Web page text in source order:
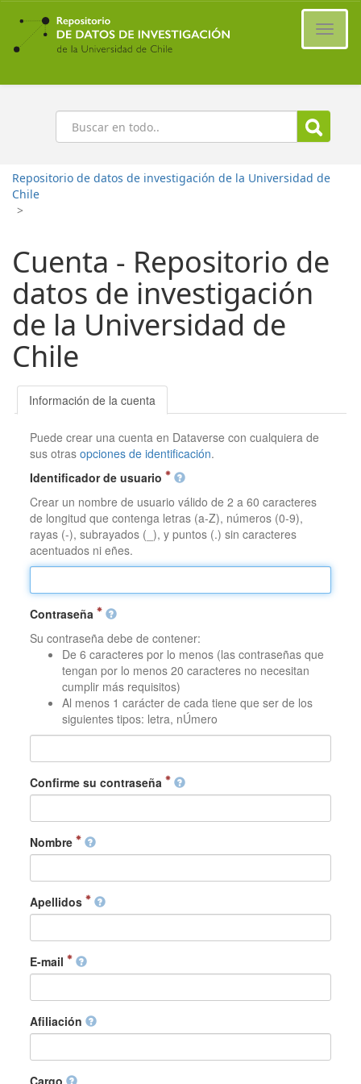
Ir
contenido
principal
Buscar
Repositorio de datos de investigación de la Universidad de
Chile
>
Cuenta - Repositorio de
datos de investigación
de la Universidad de
Chile
Información de la cuenta
Puede crear una cuenta en Dataverse con cualquiera de
sus otrasopciones de identificación.
Identificador de usuario
Crear un nombre de usuario válido de 2 a 60 caracteres
de longitud que contenga letras (a-Z), números (0-9),
rayas (-), subrayados (_), y puntos (.) sin caracteres
acentuados ni eñes.
Contraseña
Su contraseña debe de contener:
De 6 caracteres por lo menos (las contraseñas que
tengan por lo menos 20 caracteres no necesitan
cumplir más requisitos)
Al menos 1 carácter de cada tiene que ser de los
siguientes tipos: letra, nÚmero
Confirme su contraseña
Nombre
Apellidos
E-mail
Afiliación
Cargo